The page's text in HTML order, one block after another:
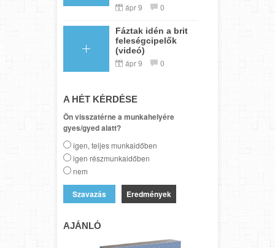
ápr 9 0
Fáztak idén a brit
feleségcipelők
(videó)
ápr 9 0
A HÉT KÉRDÉSE
Ön visszatérne a munkahelyére
gyes/gyed alatt?
igen, teljes munkaidőben
igen részmunkaidőben
nem
Eredmények
AJÁNLÓ